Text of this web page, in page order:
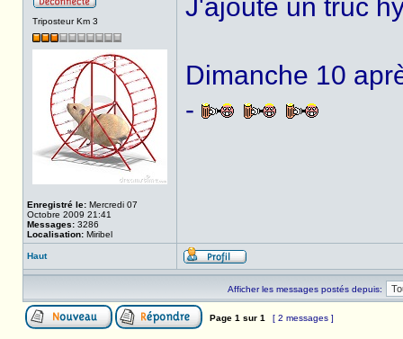
Triposteur Km 3
Enregistré le: Mercredi 07
Octobre 2009 21:41
Messages: 3286
Localisation: Miribel
J'ajoute un truc
Dimanche 10
-
Haut
Afficher les messages postés depuis:
Page 1 sur 1 [ 2 messages ]